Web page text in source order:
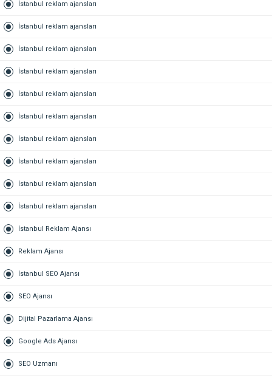
İstanbul reklam ajansları
İstanbul reklam ajansları
İstanbul reklam ajansları
İstanbul reklam ajansları
İstanbul reklam ajansları
İstanbul reklam ajansları
İstanbul reklam ajansları
İstanbul reklam ajansları
İstanbul reklam ajansları
İstanbul reklam ajansları
İstanbul Reklam Ajansı
Reklam Ajansı
İstanbul SEO Ajansı
SEO Ajansı
Dijital Pazarlama Ajansı
Google Ads Ajansı
SEO Uzmanı